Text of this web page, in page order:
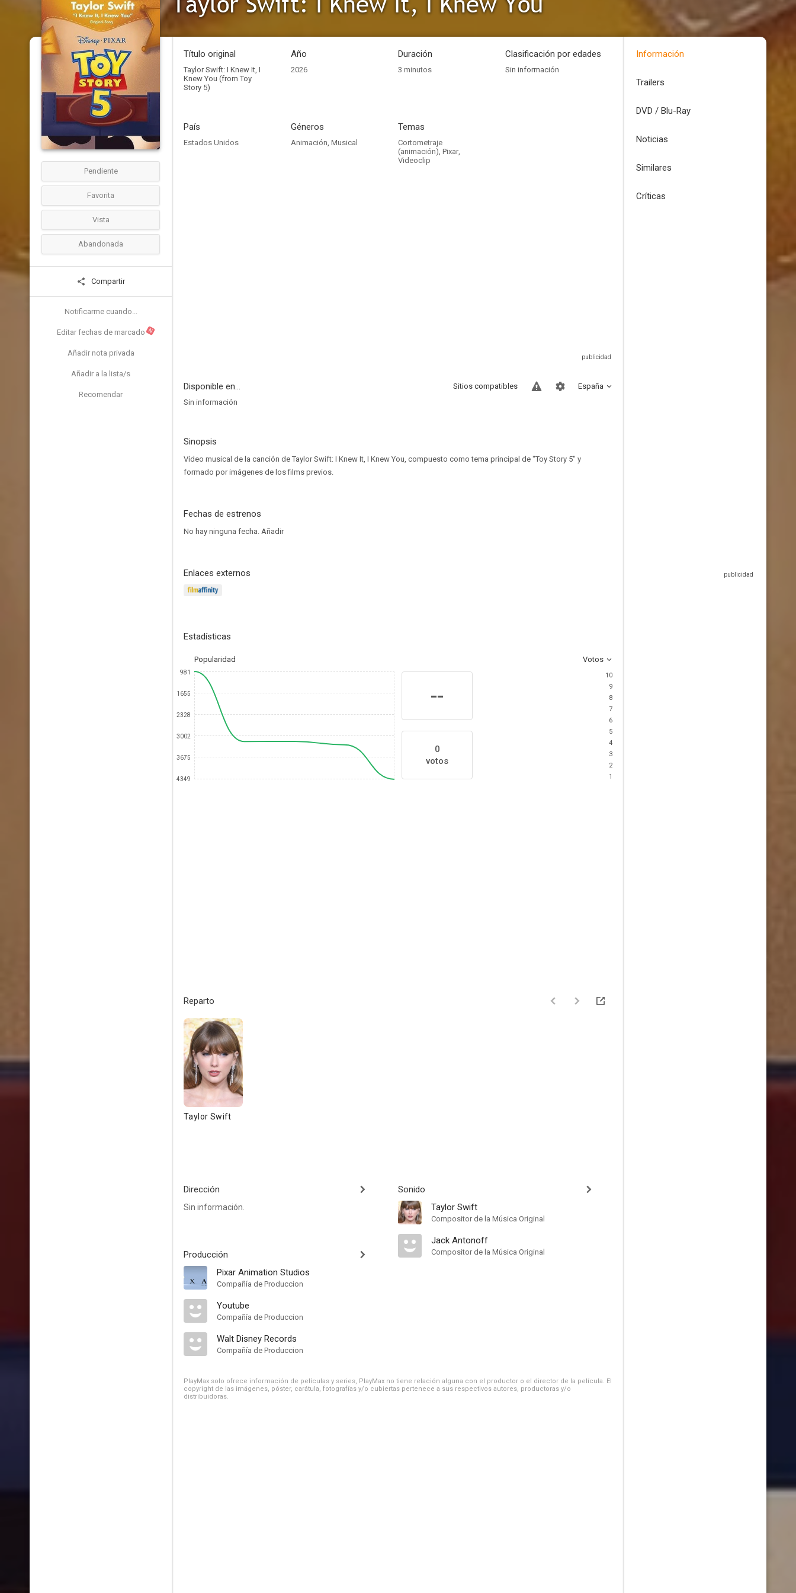
Pendiente
Favorita
Vista
Abandonada
Compartir
Notificarme cuando...
Editar fechas de marcado N
Añadir nota privada
Añadir a la lista/s
Recomendar
Título original
Taylor Swift: I Knew It, I
Knew You (from Toy
Story 5)
Año
2026
Duración
3 minutos
Clasificación por edades
Sin información
País
Estados Unidos
Géneros
Animación, Musical
Temas
Cortometraje
(animación), Pixar,
Videoclip
Disponible en... España
Sitios compatibles
Sin información
Sinopsis
Vídeo musical de la canción de Taylor Swift: I Knew It, I Knew You, compuesto como tema principal de "Toy Story 5" y
formado por imágenes de los films previos.
Fechas de estrenos
No hay ninguna fecha. Añadir
Enlaces externos
Estadísticas
Popularidad Votos
981
1655
2328
3002
3675
4349
--
0
votos
10
9
8
7
6
5
4
3
2
1
Reparto
Taylor Swift
Dirección
Sin información.
Producción
Pixar Animation Studios
Compañía de Produccion
Youtube
Compañía de Produccion
Walt Disney Records
Compañía de Produccion
Sonido
Taylor Swift
Compositor de la Música Original
Jack Antonoff
Compositor de la Música Original
PlayMax solo ofrece información de películas y series, PlayMax no tiene relación alguna con el productor o el director de la película. El
copyright de las imágenes, póster, carátula, fotografías y/o cubiertas pertenece a sus respectivos autores, productoras y/o
distribuidoras.
Información
Trailers
DVD / Blu-Ray
Noticias
Similares
Críticas